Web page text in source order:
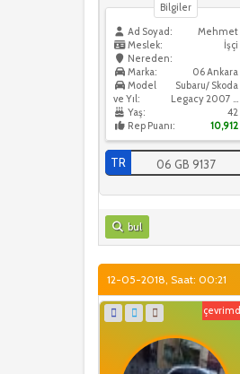
Bilgiler
Ad Soyad:
Mehmet
Meslek:
İşçi
Nereden:
06 Ankara
Marka:
Subaru/ Skoda
Model
ve Yıl:
Legacy 2007 /
Yaş:
42
Rep Puanı:
10,912
TR 06 GB 9137
bul
12-05-2018, Saat: 00:21